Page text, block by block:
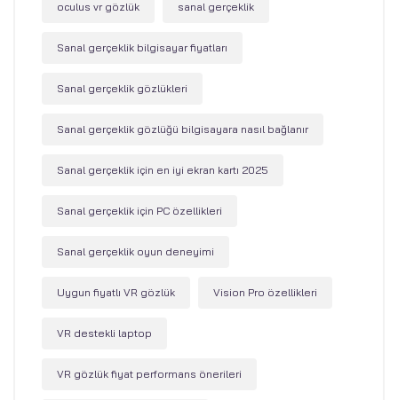
oculus vr gözlük sanal gerçeklik
Sanal gerçeklik bilgisayar fiyatları
Sanal gerçeklik gözlükleri
Sanal gerçeklik gözlüğü bilgisayara nasıl bağlanır
Sanal gerçeklik için en iyi ekran kartı 2025
Sanal gerçeklik için PC özellikleri
Sanal gerçeklik oyun deneyimi
Uygun fiyatlı VR gözlük Vision Pro özellikleri
VR destekli laptop
VR gözlük fiyat performans önerileri